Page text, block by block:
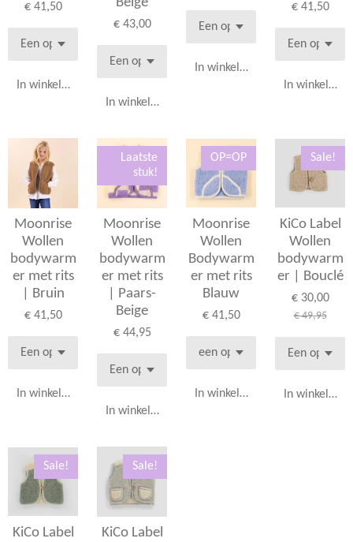
€ 41,50
In winkelwagen
€ 43,00
In winkelwagen
In winkelwagen
€ 41,50
In
Moonrise
Wollen
bodywarm
er met rits
| Bruin
€ 41,50
In winkelwagen
Laatste
stuk!
Moonrise
Wollen
bodywarm
er met rits
| Paars-
Beige
€ 44,95
In winkelwagen
OP=OP
Moonrise
Wollen
Bodywarm
er met rits
Blauw
€ 41,50
In winkelwagen
Sale!
KiCo Label
Wollen
bodywarm
er | Bouclé
€ 30,00
€ 49,95
In
Sale!
KiCo Label
Sale!
KiCo Label